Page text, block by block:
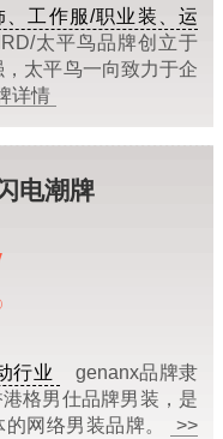
工作服/职业装、运
太平鸟品牌创立于
太平鸟一向致力于企
详情
电潮牌
行业
genanx品牌隶
格男仕品牌男装，是
网络男装品牌。
>>